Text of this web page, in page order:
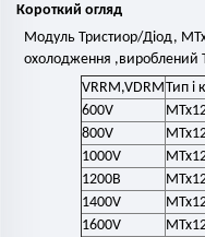
Короткий огляд
Модуль Тристиор/Діод,
охолодження ,вироблений
VRRM,VDRMТип і
600V
800V
1000V
1200В
1400V
1600V